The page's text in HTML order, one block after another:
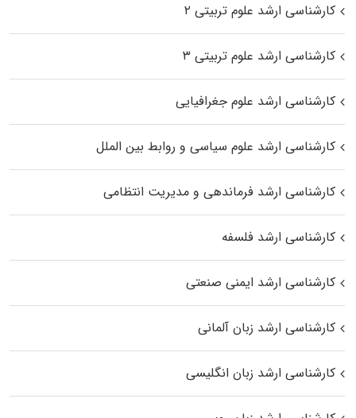
کارشناسی ارشد علوم تربیتی ۲
کارشناسی ارشد علوم تربیتی ۳
کارشناسی ارشد علوم جغرافیایی
کارشناسی ارشد علوم سیاسی و روابط بین الملل
کارشناسی ارشد فرماندهی و مدیریت انتظامی
کارشناسی ارشد فلسفه
کارشناسی ارشد ایمنی صنعتی
کارشناسی ارشد زبان آلمانی
کارشناسی ارشد زبان انگلیسی